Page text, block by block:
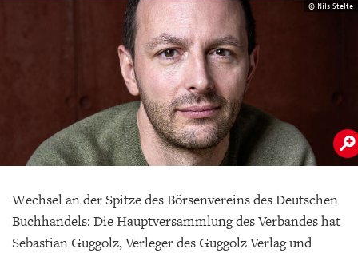
© Nils Stelte
Wechsel an der Spitze des Börsenvereins des Deutschen
Buchhandels: Die Hauptversammlung des Verbandes hat
Sebastian Guggolz, Verleger des Guggolz Verlag und